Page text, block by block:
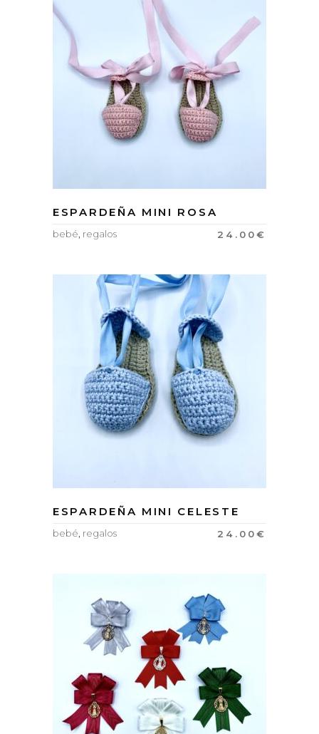
ESPARDEÑA MINI ROSA
24.00€
bebé, regalos
ESPARDEÑA MINI CELESTE
24.00€
bebé, regalos